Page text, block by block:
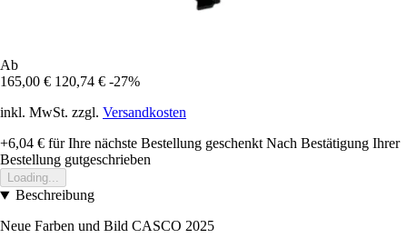
Ab
165,00 € 120,74 € -27%
inkl. MwSt. zzgl. Versandkosten
+6,04 € für Ihre nächste Bestellung geschenkt Nach Bestätigung Ihrer
Bestellung gutgeschrieben
Loading...
Beschreibung
Neue Farben und Bild CASCO 2025